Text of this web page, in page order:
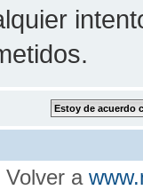
Volver a